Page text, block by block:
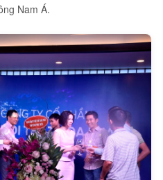
Nam Á.